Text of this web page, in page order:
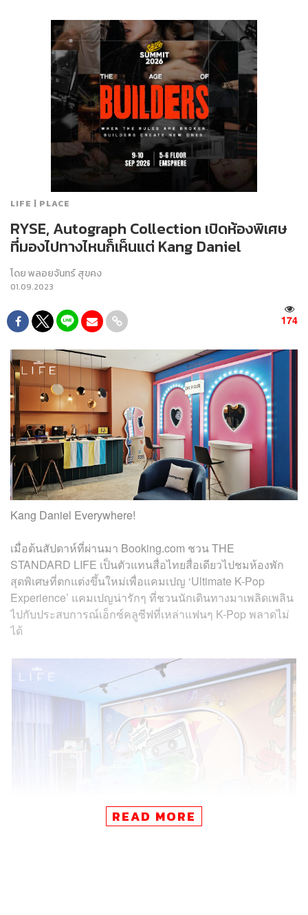
LIFE | PLACE
RYSE, Autograph Collection เปิดห้องพิเศษ
ที่มองไปทางไหนก็เห็นแต่ Kang Daniel
โดยพลอยจันทร์ สุขคง
01.09.2023
174
Kang Daniel Everywhere!
เมื่อต้นสัปดาห์ที่ผ่านมา Booking.com ชวน THE
STANDARD LIFE เป็นตัวแทนสื่อไทยสื่อเดียวไปชมห้องพัก
สุดพิเศษที่ตกแต่งขึ้นใหม่เพื่อแคมเปญ ‘Ultimate K-Pop
Experience’ แคมเปญน่ารักๆ ที่ชวนนักเดินทางมาเพลิดเพลิน
ไปกับประสบการณ์เอ็กซ์คลูซีฟที่เหล่าแฟนๆ K-Pop พลาดไม่
ได้
READ MORE